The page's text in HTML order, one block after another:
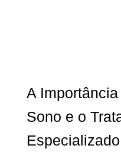
A
Sono e o